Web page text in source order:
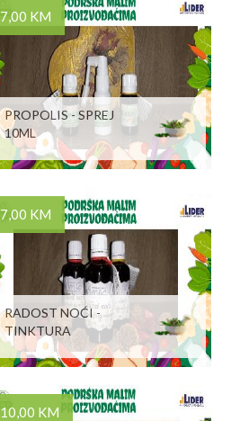
7,00 KM
PROPOLIS - SPREJ
10ML
7,00 KM
RADOST NOĆI -
TINKTURA
10,00 KM